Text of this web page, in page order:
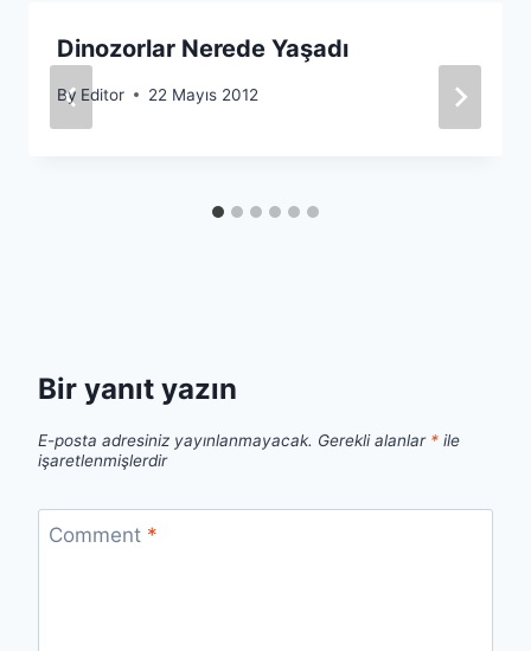
Dinozorlar Nerede Yaşadı
By Editor 22 Mayıs 2012
Bir yanıt yazın
E-posta adresiniz yayınlanmayacak. Gerekli alanlar * ile
işaretlenmişlerdir
Comment *